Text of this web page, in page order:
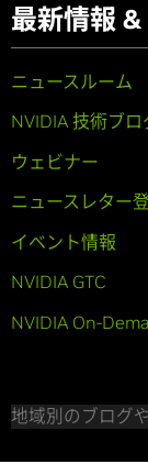
最新情報
ニュースルーム
NVIDIA 技術ブロ
ウェビナー
ニュースレター
イベント情報
NVIDIA GTC
NVIDIA On-
地域別のブログ